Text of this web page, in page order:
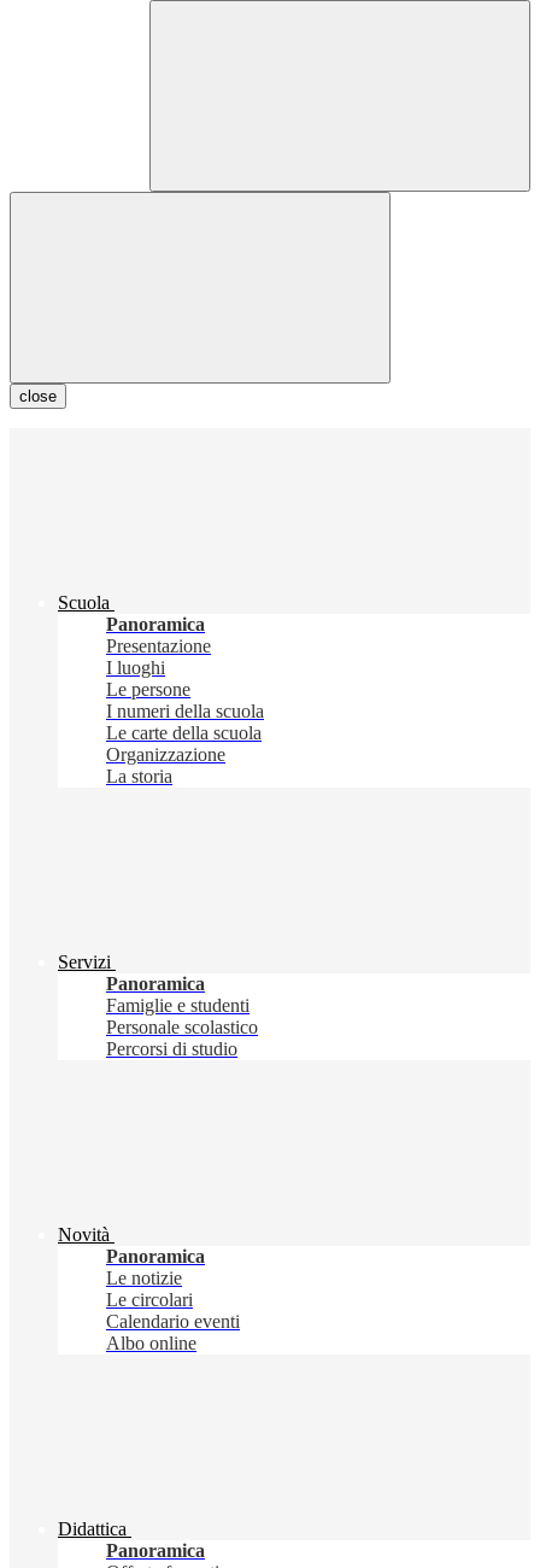
close
Scuola
Panoramica
Presentazione
I luoghi
Le persone
I numeri della scuola
Le carte della scuola
Organizzazione
La storia
Servizi
Panoramica
Famiglie e studenti
Personale scolastico
Percorsi di studio
Novità
Panoramica
Le notizie
Le circolari
Calendario eventi
Albo online
Didattica
Panoramica